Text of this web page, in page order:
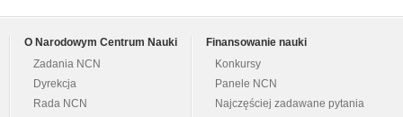
O Narodowym Centrum Nauki
Zadania NCN
Dyrekcja
Rada NCN
Finansowanie nauki
Konkursy
Panele NCN
Najczęściej zadawane pytania